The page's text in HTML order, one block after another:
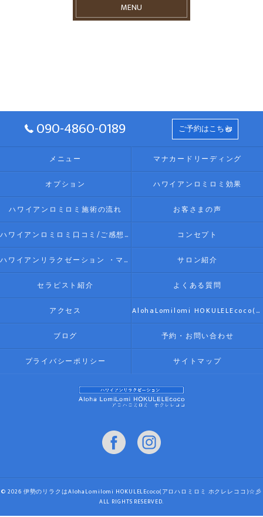
MENU
090-4860-0189 ご予約はこちら
メニュー マナカードリーディング
オプション ハワイアンロミロミ効果
ハワイアンロミロミ施術の流れ お客さまの声
ハワイアンロミロミ口コミ/ご感想(伊勢リラク/リラクゼーション) コンセプト
ハワイアンリラクゼーション ・マッサージ AlohaLomilomi HOKULELEcoco(アロハロミロミ ホクレレココ)☆彡について サロン紹介
セラピスト紹介 よくある質問
アクセス AlohaLomilomi HOKULELEcoco(アロハロミロミ ホクレレココ)☆彡
ブログ 予約・お問い合わせ
プライバシーポリシー サイトマップ
© 2026 伊勢のリラクはAlohaLomilomi HOKULELEcoco(アロハロミロミ ホクレレココ)☆彡
ALL RIGHTS RESERVED.